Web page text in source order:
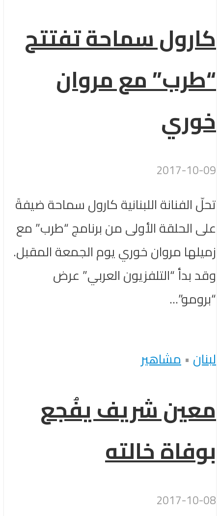
كارول سماحة تفتتح
“طرب” مع مروان
خوري
2017-10-09
تحلّ الفنانة اللبنانية كارول سماحة ضيفةً
على الحلقة الأولى من برنامج “طرب” مع
زميلها مروان خوري يوم الجمعة المقبل.
وقد بدأ “التلفزيون العربي” عرض
“برومو”...
لبنان •مشاهير
معين شريف يفُجع
بوفاة خالته
2017-10-08